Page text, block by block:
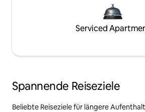
Serviced
Spannende Reiseziele
Beliebte Reiseziele für längere